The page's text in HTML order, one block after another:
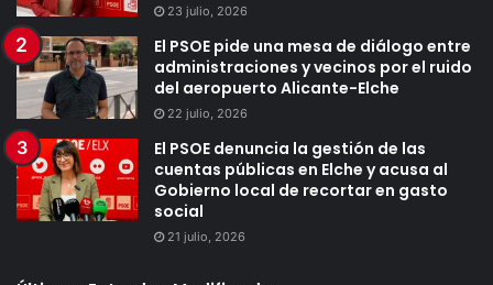
23 julio, 2026
El PSOE pide una mesa de diálogo entre
administraciones y vecinos por el ruido
del aeropuerto Alicante-Elche
22 julio, 2026
El PSOE denuncia la gestión de las
cuentas públicas en Elche y acusa al
Gobierno local de recortar en gasto
social
21 julio, 2026